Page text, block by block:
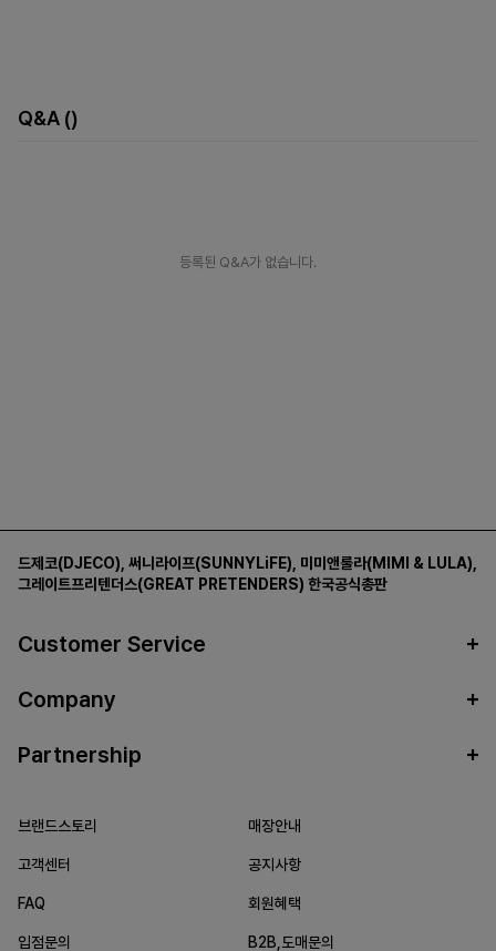
Q&A ()
등록된 Q&A가 없습니다.
드제코(DJECO) 써니라이프(SUNNYLiFE) 미미앤룰라(MIMI & LULA)
그레이트프리텐더스(GREAT PRETENDERS) 한국공식총판
Customer Service
Company
Partnership
브랜드스토리 매장안내
고객센터 공지사항
FAQ 회원혜택
입점문의 B2B,도매문의